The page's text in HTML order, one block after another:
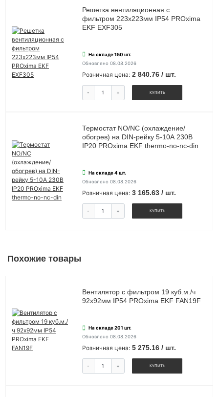
Решетка вентиляционная с
фильтром 223x223мм IP54 PROxima
EKF EXF305
На складе 150 шт.
Обновлено 08.08.2026
Розничная цена: 2 840.76 / шт.
- + КУПИТЬ
Термостат NO/NC (охлаждение/
обогрев) на DIN-рейку 5-10А 230В
IP20 PROxima EKF thermo-no-nc-din
На складе 4 шт.
Обновлено 08.08.2026
Розничная цена: 3 165.63 / шт.
- + КУПИТЬ
Похожие товары
Вентилятор с фильтром 19 куб.м./ч
92x92мм IP54 PROxima EKF FAN19F
На складе 201 шт.
Обновлено 08.08.2026
Розничная цена: 5 275.16 / шт.
- + КУПИТЬ